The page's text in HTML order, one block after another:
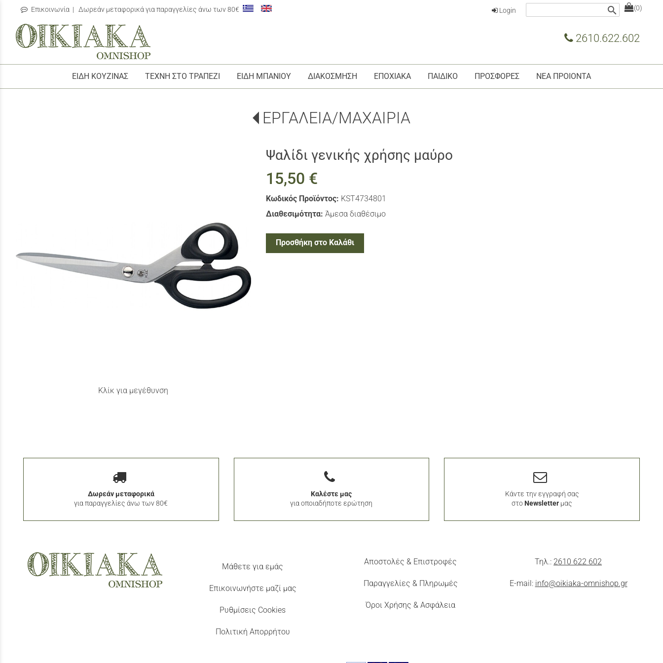
Επικοινωνία | Δωρεάν μεταφορικά για παραγγελίες άνω των 80€ (0)
search
Login
2610.622.602
/
ΕΙΔΗ ΚΟΥΖΙΝΑΣ ΤΕΧΝΗ ΣΤΟ ΤΡΑΠΕΖΙ ΕΙΔΗ ΜΠΑΝΙΟΥ ΔΙΑΚΟΣΜΗΣΗ ΕΠΟΧΙΑΚΑ ΠΑΙΔΙΚΟ ΠΡΟΣΦΟΡΕΣ ΝΕΑ ΠΡΟΙΟΝΤΑ
ΕΡΓΑΛΕΙΑ/ΜΑΧΑΙΡΙΑ
Κλίκ για μεγέθυνση
Ψαλίδι γενικής χρήσης μαύρο
15,50 €
Κωδικός Προϊόντος: KST4734801
Διαθεσιμότητα: Άμεσα διαθέσιμο
Προσθήκη στο Καλάθι
Δωρεάν μεταφορικά
για παραγγελίες άνω των 80€
Καλέστε μας
για οποιαδήποτε ερώτηση
Κάντε την εγγραφή σας
στο Newsletter μας
Μάθετε για εμάς
Επικοινωνήστε μαζί μας
Ρυθμίσεις Cookies
Πολιτική Απορρήτου
Αποστολές & Επιστροφές
Παραγγελίες & Πληρωμές
Όροι Χρήσης & Ασφάλεια
Τηλ.: 2610 622 602
E-mail: info@oikiaka-omnishop.gr